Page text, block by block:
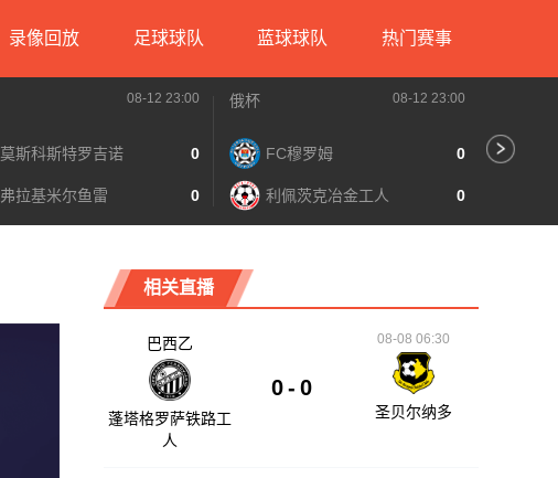
录像回放 足球球队 蓝球球队 热门赛事
08-12 23:00
莫斯科斯特罗吉诺 0
弗拉基米尔鱼雷 0
俄杯 08-12 23:00
FC穆罗姆 0
利佩茨克冶金工人 0
相关直播
巴西乙
蓬塔格罗萨铁路工
人
0 - 0
08-08 06:30
圣贝尔纳多